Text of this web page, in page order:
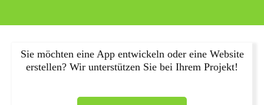
Sie möchten eine App entwickeln oder eine Website
erstellen? Wir unterstützen Sie bei Ihrem Projekt!